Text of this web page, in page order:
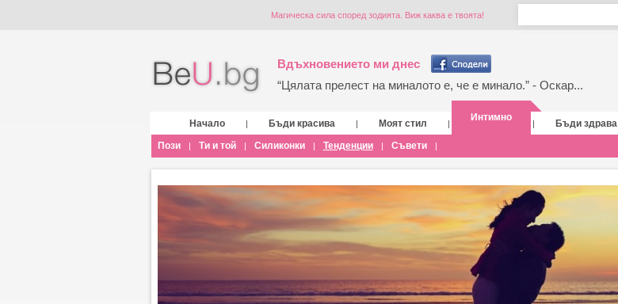
Магическа сила според зодията. Виж каква е твоята!
Вдъхновението ми днес
“Цялата прелест на миналото е, че е минало.” - Оскар...
Начало | Бъди красива | Моят стил |
Интимно
| Бъди здрава
Пози
| Ти и той | Силиконки | Тенденции | Съвети |